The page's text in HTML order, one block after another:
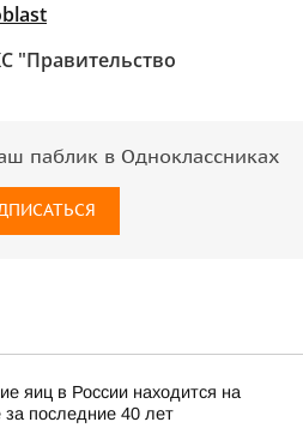
"Правительство
паблик в Одноклассниках
яиц в России находится на
за последние 40 лет